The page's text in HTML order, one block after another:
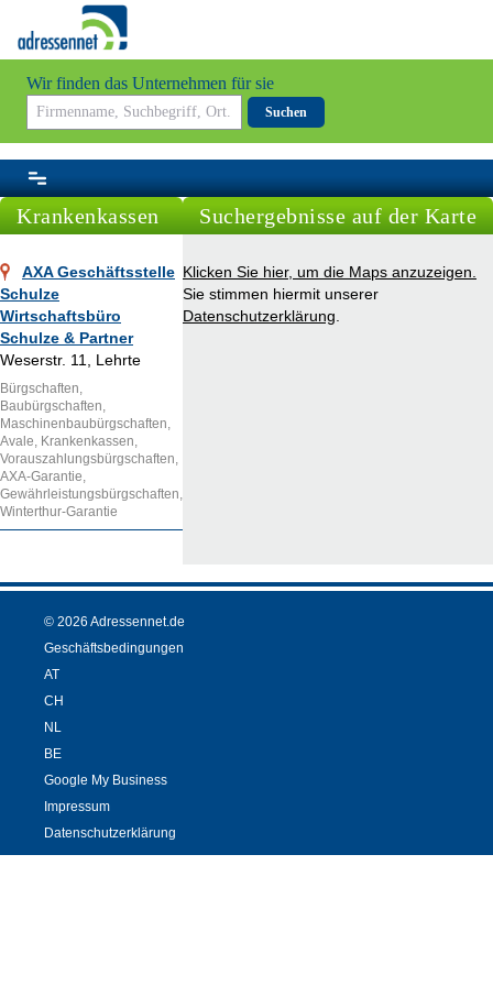
Wir finden das Unternehmen für sie
Suchen
Krankenkassen
AXA Geschäftsstelle
Schulze
Wirtschaftsbüro
Schulze & Partner
Weserstr. 11, Lehrte
Bürgschaften,
Baubürgschaften,
Maschinenbaubürgschaften,
Avale, Krankenkassen,
Vorauszahlungsbürgschaften,
AXA-Garantie,
Gewährleistungsbürgschaften,
Winterthur-Garantie
Suchergebnisse auf der Karte
Klicken Sie hier, um die Maps anzuzeigen.
Sie stimmen hiermit unserer
Datenschutzerklärung
© 2026 Adressennet.de
Geschäftsbedingungen
AT
CH
NL
BE
Google My Business
Impressum
Datenschutzerklärung